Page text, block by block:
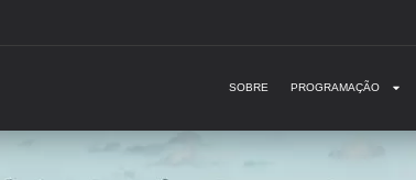
SOBRE PROGRAMAÇÃO